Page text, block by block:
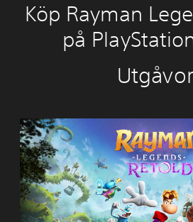
Köp Rayman
på
R
a
y
m
a
n
L